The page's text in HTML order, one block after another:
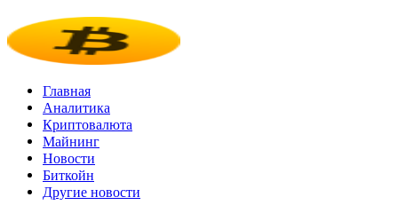
Главная
Аналитика
Криптовалюта
Майнинг
Новости
Биткойн
Другие новости